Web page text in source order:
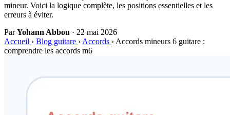
mineur. Voici la logique complète, les positions essentielles et les
erreurs à éviter.
ParYohann Abbou · 22 mai 2026
Accueil › Blog guitare › Accords › Accords mineurs 6 guitare :
comprendre les accords m6